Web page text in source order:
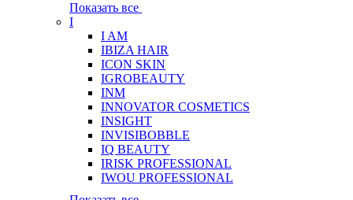
Показать все
I
I AM
IBIZA HAIR
ICON SKIN
IGROBEAUTY
INM
INNOVATOR COSMETICS
INSIGHT
INVISIBOBBLE
IQ BEAUTY
IRISK PROFESSIONAL
IWOU PROFESSIONAL